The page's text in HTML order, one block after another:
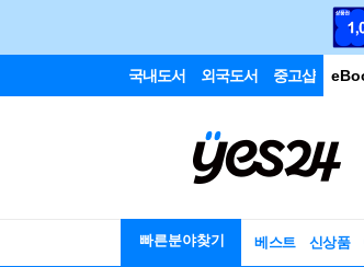
국내도서 외국도서 중고샵
빠른분야찾기 베스트 신상품